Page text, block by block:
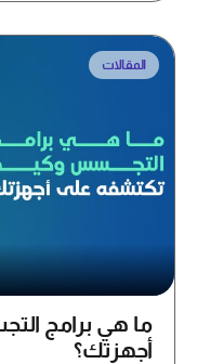
المقالات
ما هي برامج
أجهزتك؟